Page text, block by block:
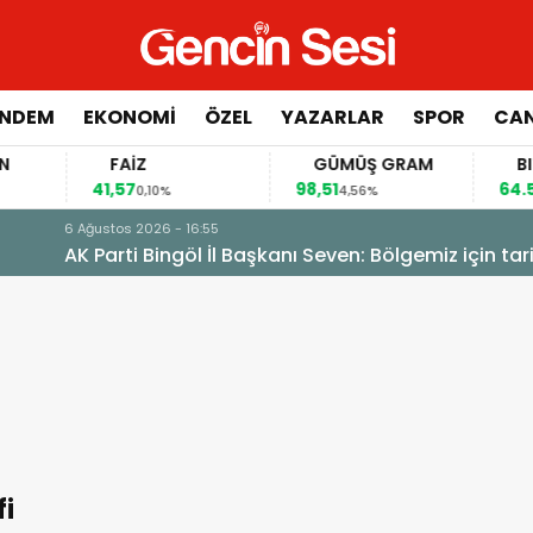
EKONOMİ ÖZEL YAZARLAR SPOR
0,10%
GÜMÜŞ GRAM
4,56%
BITCOIN
64.553,00
Bölgemiz için tarihi fırsat pencereleri açılıyor